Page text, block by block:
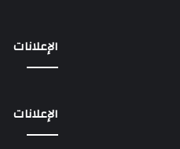
الإعلانات
الإعلانات